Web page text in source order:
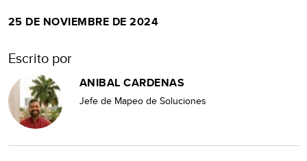
25 DE NOVIEMBRE DE 2024
Escrito por
ANIBAL CARDENAS
Jefe de Mapeo de Soluciones